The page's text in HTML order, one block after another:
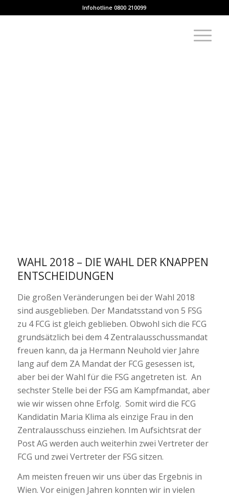
Infohotline 0800 210099
WAHL 2018 – DIE WAHL DER KNAPPEN
ENTSCHEIDUNGEN
Die großen Veränderungen bei der Wahl 2018
sind ausgeblieben. Der Mandatsstand von 5 FSG
zu 4 FCG ist gleich geblieben. Obwohl sich die FCG
grundsätzlich bei dem 4 Zentralausschussmandat
freuen kann, da ja Hermann Neuhold vier Jahre
lang auf dem ZA Mandat der FCG gesessen ist,
aber bei der Wahl für die FSG angetreten ist. An
sechster Stelle bei der FSG am Kampfmandat, aber
wie wir wissen ohne Erfolg. Somit wird die FCG
Kandidatin Maria Klima als einzige Frau in den
Zentralausschuss einziehen. Im Aufsichtsrat der
Post AG werden auch weiterhin zwei Vertreter der
FCG und zwei Vertreter der FSG sitzen.
Am meisten freuen wir uns über das Ergebnis in
Wien. Vor einigen Jahren konnten wir in vielen